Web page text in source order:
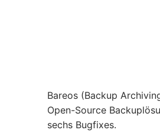
Bareos (Backup
Open-Source
sechs Bugfixes.